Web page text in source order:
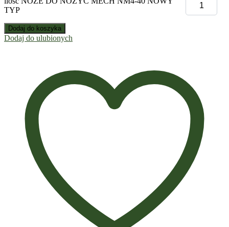
TYP
Dodaj do koszyka
Dodaj do ulubionych